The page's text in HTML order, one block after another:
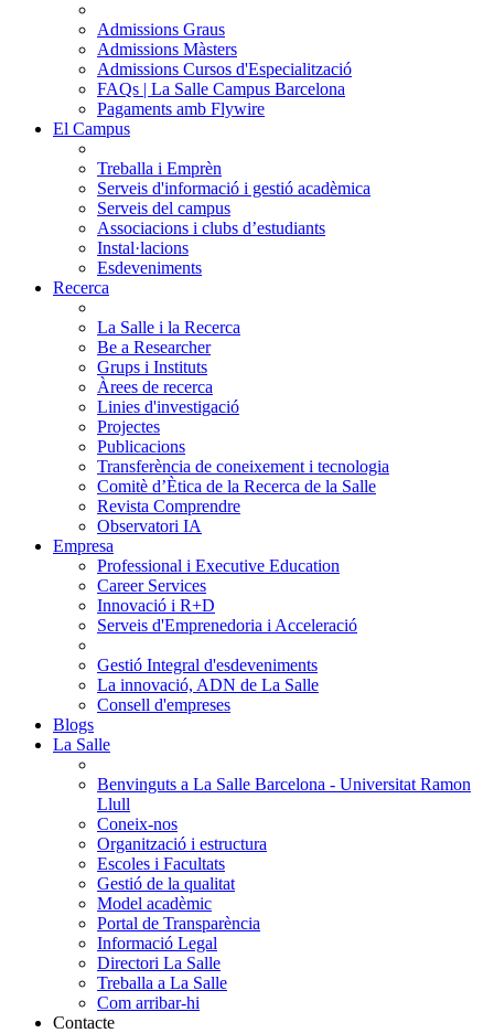
Admissions Graus
Admissions Màsters
Admissions Cursos d'Especialització
FAQs | La Salle Campus Barcelona
Pagaments amb Flywire
El Campus
Treballa i Emprèn
Serveis d'informació i gestió acadèmica
Serveis del campus
Associacions i clubs d’estudiants
Instal·lacions
Esdeveniments
Recerca
La Salle i la Recerca
Be a Researcher
Grups i Instituts
Àrees de recerca
Linies d'investigació
Projectes
Publicacions
Transferència de coneixement i tecnologia
Comitè d’Ètica de la Recerca de la Salle
Revista Comprendre
Observatori IA
Empresa
Professional i Executive Education
Career Services
Innovació i R+D
Serveis d'Emprenedoria i Acceleració
Gestió Integral d'esdeveniments
La innovació, ADN de La Salle
Consell d'empreses
Blogs
La Salle
Benvinguts a La Salle Barcelona - Universitat Ramon
Llull
Coneix-nos
Organització i estructura
Escoles i Facultats
Gestió de la qualitat
Model acadèmic
Portal de Transparència
Informació Legal
Directori La Salle
Treballa a La Salle
Com arribar-hi
Contacte